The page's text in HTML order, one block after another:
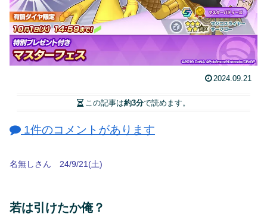
2024.09.21
この記事は約3分で読めます。
1件のコメントがあります
名無しさん 24/9/21(土)
若は引けたか俺？